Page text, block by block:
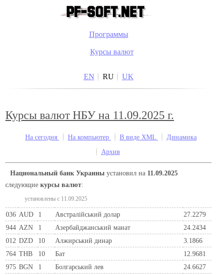
Программы
Курсы валют
EN RU UK
Курсы валют НБУ на 11.09.2025 г.
На сегодня На компьютер В виде XML
Динамика
Архив
Национальный банк Украины установил на 11.09.2025
следующиекурсы валют:
установлены c 11.09.2025
036 AUD 1 Австралійський долар
27.2279
944 AZN 1 Азербайджанський манат
24.2434
012 DZD 10 Алжирський динар
3.1866
764 THB 10 Бат
12.9681
975 BGN 1 Болгарський лев
24.6627